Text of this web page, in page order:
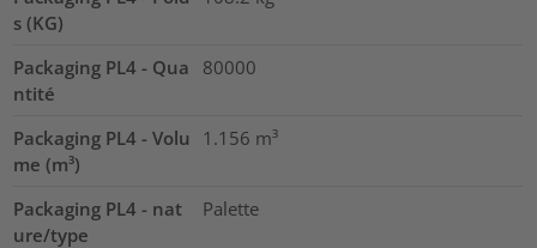
s (KG)
Packaging PL4 - Qua
ntité
80000
Packaging PL4 - Volu
me (m³)
1.156 m³
Packaging PL4 - nat
ure/type
Palette